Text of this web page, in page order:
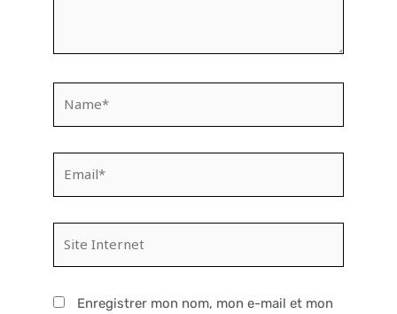
Internet
Enregistrer mon nom, mon e-mail et mon